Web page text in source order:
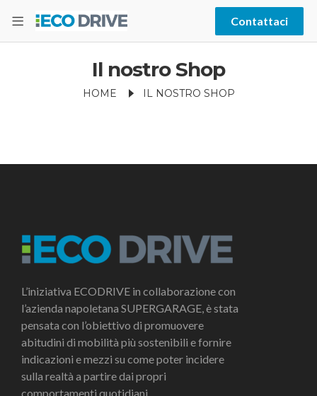
Contattaci
Il nostro Shop
HOME IL NOSTRO SHOP
L’iniziativa ECODRIVE in collaborazione con
l’azienda napoletana SUPERGARAGE, è stata
pensata con l’obiettivo di promuovere
abitudini di mobilità più sostenibili e fornire
indicazioni e mezzi su come poter incidere
sulla realtà a partire dai propri
comportamenti quotidiani.